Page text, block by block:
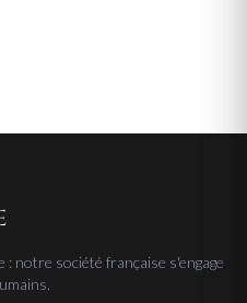
: notre société française s'engage